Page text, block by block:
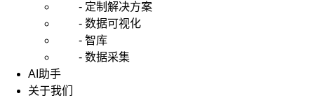
- 定制解决方案
- 数据可视化
- 智库
- 数据采集
AI助手
关于我们